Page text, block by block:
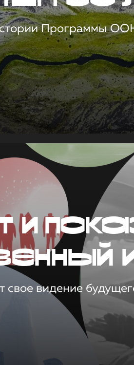
Программы
и
свое видение